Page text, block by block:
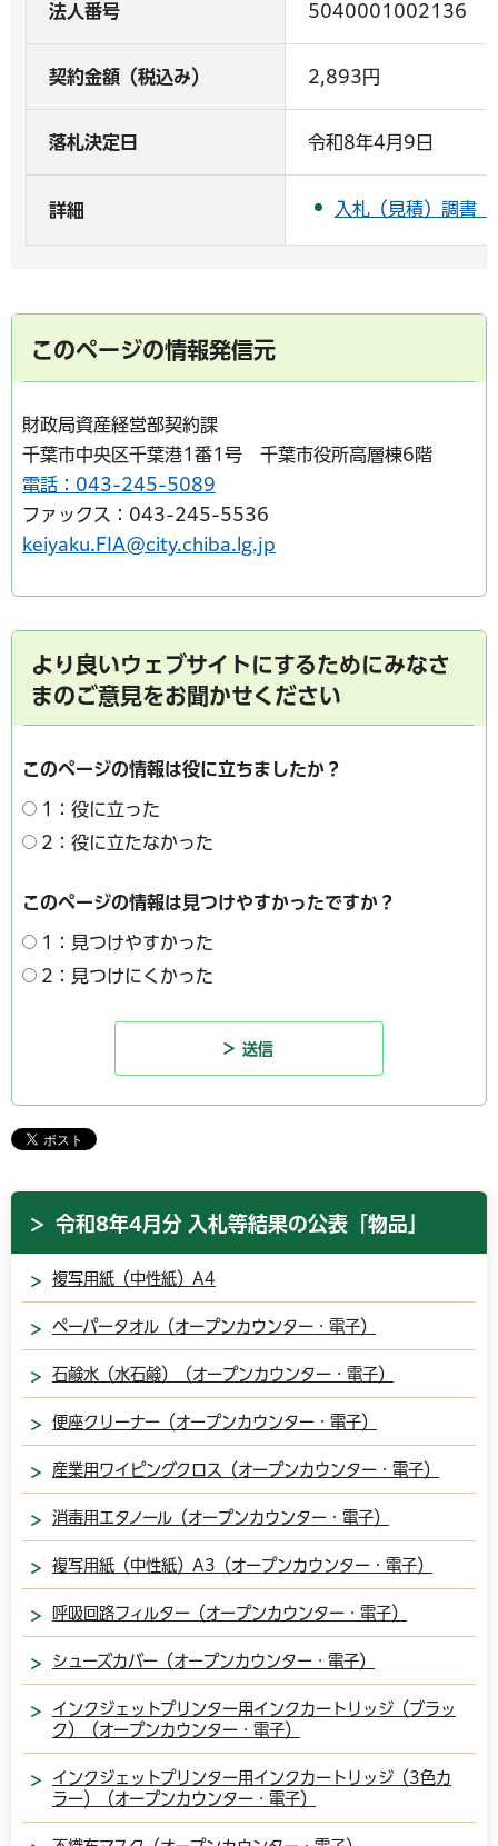
法人番号 5040001002136
契約金額（税込み） 2,893円
落札決定日 令和8年4月9日
詳細 入札（見積）調書
このページの情報発信元
財政局資産経営部契約課
千葉市中央区千葉港1番1号 千葉市役所高層棟6階
電話：043-245-5089
ファックス：043-245-5536
keiyaku.FIA@city.chiba.lg.jp
より良いウェブサイトにするためにみなさ
まのご意見をお聞かせください
このページの情報は役に立ちましたか？
1：役に立った
2：役に立たなかった
このページの情報は見つけやすかったですか？
1：見つけやすかった
2：見つけにくかった
令和8年4月分 入札等結果の公表「物品」
複写用紙（中性紙）A4
ペーパータオル（オープンカウンター・電子）
石鹸水（水石鹸）（オープンカウンター・電子）
便座クリーナー（オープンカウンター・電子）
産業用ワイピングクロス（オープンカウンター・電子）
消毒用エタノール（オープンカウンター・電子）
複写用紙（中性紙）A3（オープンカウンター・電子）
呼吸回路フィルター（オープンカウンター・電子）
シューズカバー（オープンカウンター・電子）
インクジェットプリンター用インクカートリッジ（ブラッ
ク）（オープンカウンター・電子）
インクジェットプリンター用インクカートリッジ（3色カ
ラー）（オープンカウンター・電子）